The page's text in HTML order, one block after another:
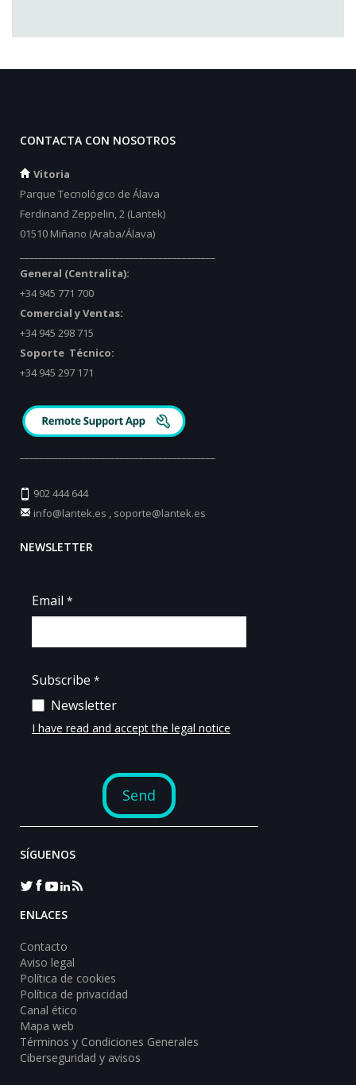
CONTACTA CON NOSOTROS
Vitoria
Parque Tecnológico de Álava
Ferdinand Zeppelin, 2 (Lantek)
01510 Miñano (Araba/Álava)
General (Centralita):
+34 945 771 700
Comercial y Ventas:
+34 945 298 715
Soporte Técnico:
+34 945 297 171
902 444 644
info@lantek.es
soporte@lantek.es
NEWSLETTER
SÍGUENOS
ENLACES
Contacto
Aviso legal
Política de cookies
Política de privacidad
Canal ético
Mapa web
Términos y Condiciones Generales
Ciberseguridad y avisos